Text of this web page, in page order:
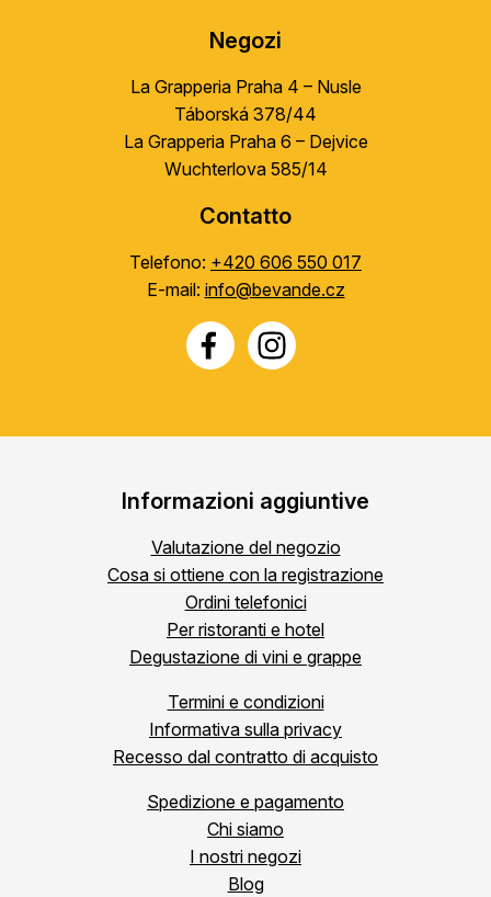
Negozi
La Grapperia Praha 4 – Nusle
Táborská 378/44
La Grapperia Praha 6 – Dejvice
Wuchterlova 585/14
Contatto
Telefono: +420 606 550 017
E-mail: info@bevande.cz
Informazioni aggiuntive
Valutazione del negozio
Cosa si ottiene con la registrazione
Ordini telefonici
Per ristoranti e hotel
Degustazione di vini e grappe
Termini e condizioni
Informativa sulla privacy
Recesso dal contratto di acquisto
Spedizione e pagamento
Chi siamo
I nostri negozi
Blog